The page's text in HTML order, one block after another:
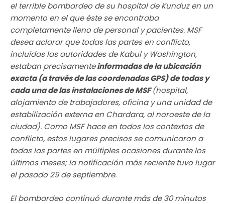
el terrible bombardeo de su hospital de Kunduz en un
momento en el que éste se encontraba
completamente lleno de personal y pacientes. MSF
desea aclarar que todas las partes en conflicto,
incluidas las autoridades de Kabul y Washington,
estaban precisamenteinformadas de la ubicación
exacta (a través de las coordenadas GPS) de todas y
cada una de las instalaciones de MSF(hospital,
alojamiento de trabajadores, oficina y una unidad de
estabilización externa en Chardara, al noroeste de la
ciudad). Como MSF hace en todos los contextos de
conflicto, estos lugares precisos se comunicaron a
todas las partes en múltiples ocasiones durante los
últimos meses; la notificación más reciente tuvo lugar
el pasado 29 de septiembre.
El bombardeo continuó durante más de 30 minutos